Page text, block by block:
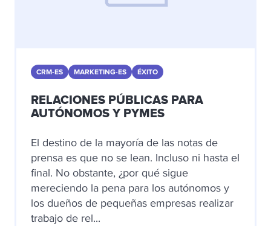
CRM-ES MARKETING-ES ÉXITO
RELACIONES PÚBLICAS PARA
AUTÓNOMOS Y PYMES
El destino de la mayoría de las notas de
prensa es que no se lean. Incluso ni hasta el
final. No obstante, ¿por qué sigue
mereciendo la pena para los autónomos y
los dueños de pequeñas empresas realizar
trabajo de rel...